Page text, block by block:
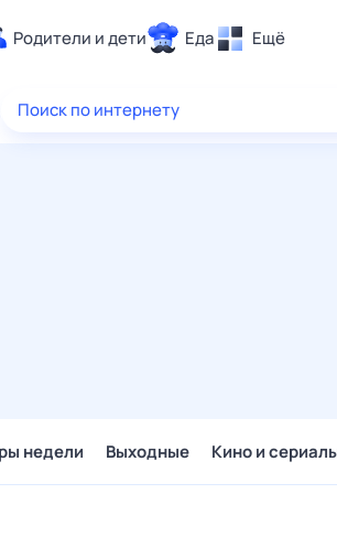
Родители и дети Еда Ещё
Здоровье
Поиск по интернету
недели Выходные Кино и